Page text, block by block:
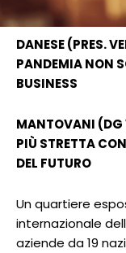
DANESE (PRES.
PANDEMIA NON
BUSINESS
MANTOVANI (DG
PIÙ STRETTA
DEL FUTURO
Un quartiere
internazionale
aziende da 19